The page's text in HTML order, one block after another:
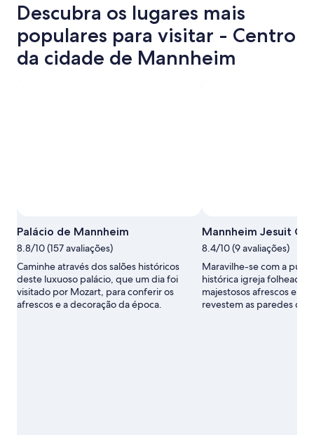
Descubra os lugares mais
populares para visitar - Centro
da cidade de Mannheim
Palácio de Mannheim
8.8/10 (157 avaliações)
Caminhe através dos salões históricos
deste luxuoso palácio, que um dia foi
visitado por Mozart, para conferir os
afrescos e a decoração da época.
Mannheim Jesuit
8.4/10 (9 avaliações)
Maravilhe-se com a pura
histórica igreja folheada
majestosos afrescos e
revestem as paredes do